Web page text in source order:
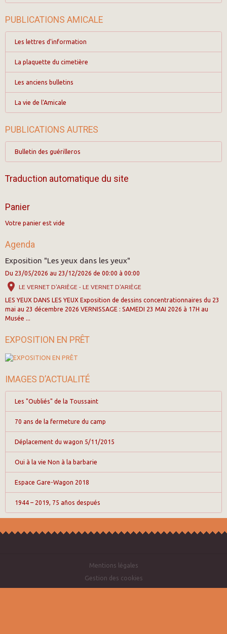
PUBLICATIONS AMICALE
Les lettres d'information
La plaquette du cimetière
Les anciens bulletins
La vie de l'Amicale
PUBLICATIONS AUTRES
Bulletin des guérilleros
Traduction automatique du site
Panier
Votre panier est vide
Agenda
Exposition "Les yeux dans les yeux"
Du 23/05/2026 au 23/12/2026 de 00:00 à 00:00
LE VERNET D'ARIÈGE - LE VERNET D'ARIÈGE
LES YEUX DANS LES YEUX Exposition de dessins concentrationnaires du 23
mai au 23 décembre 2026 VERNISSAGE : SAMEDI 23 MAI 2026 à 17H au
Musée ...
EXPOSITION EN PRÊT
IMAGES D’ACTUALITÉ
Les "Oubliés" de la Toussaint
70 ans de la fermeture du camp
Déplacement du wagon 5/11/2015
Oui à la vie Non à la barbarie
Espace Gare-Wagon 2018
1944 – 2019, 75 años después
Mentions légales
Gestion des cookies